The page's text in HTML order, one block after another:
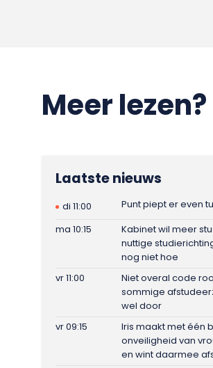
Meer lezen?
Laatste nieuws
di 11:00
Punt piept er even
ma 10:15
Kabinet wil meer
nuttige
nog niet hoe
vr 11:00
Niet overal code
sommige
wel door
vr 09:15
Iris maakt met één
onveiligheid van
en wint daarmee